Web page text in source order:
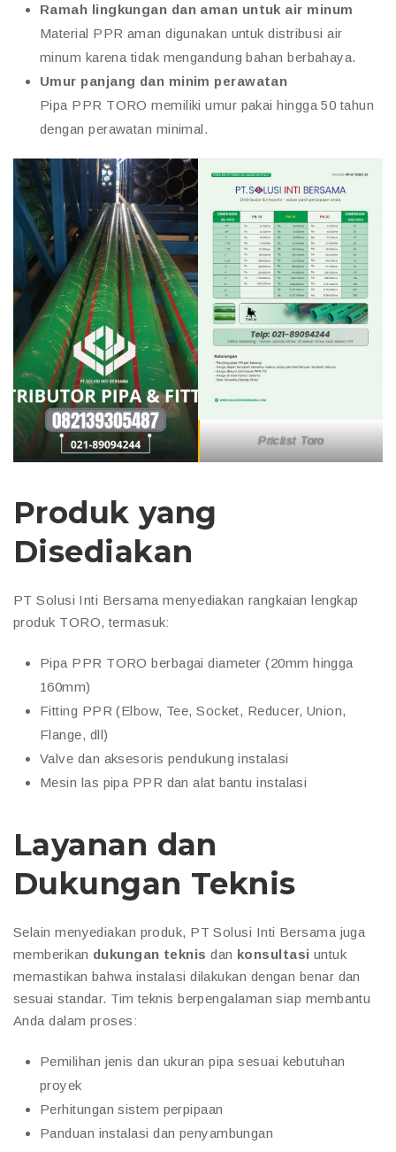
Ramah lingkungan dan aman untuk air minum
Material PPR aman digunakan untuk distribusi air
minum karena tidak mengandung bahan berbahaya.
Umur panjang dan minim perawatan
Pipa PPR TORO memiliki umur pakai hingga 50 tahun
dengan perawatan minimal.
Priclist Toro
Produk yang
Disediakan
PT Solusi Inti Bersama menyediakan rangkaian lengkap
produk TORO, termasuk:
Pipa PPR TORO berbagai diameter (20mm hingga
160mm)
Fitting PPR (Elbow, Tee, Socket, Reducer, Union,
Flange, dll)
Valve dan aksesoris pendukung instalasi
Mesin las pipa PPR dan alat bantu instalasi
Layanan dan
Dukungan Teknis
Selain menyediakan produk, PT Solusi Inti Bersama juga
memberikan dukungan teknis dan konsultasi untuk
memastikan bahwa instalasi dilakukan dengan benar dan
sesuai standar. Tim teknis berpengalaman siap membantu
Anda dalam proses:
Pemilihan jenis dan ukuran pipa sesuai kebutuhan
proyek
Perhitungan sistem perpipaan
Panduan instalasi dan penyambungan